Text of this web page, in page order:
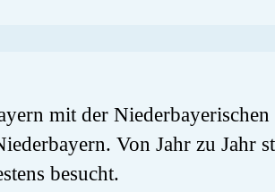
mit der
Von Jahr zu Jahr
besucht.